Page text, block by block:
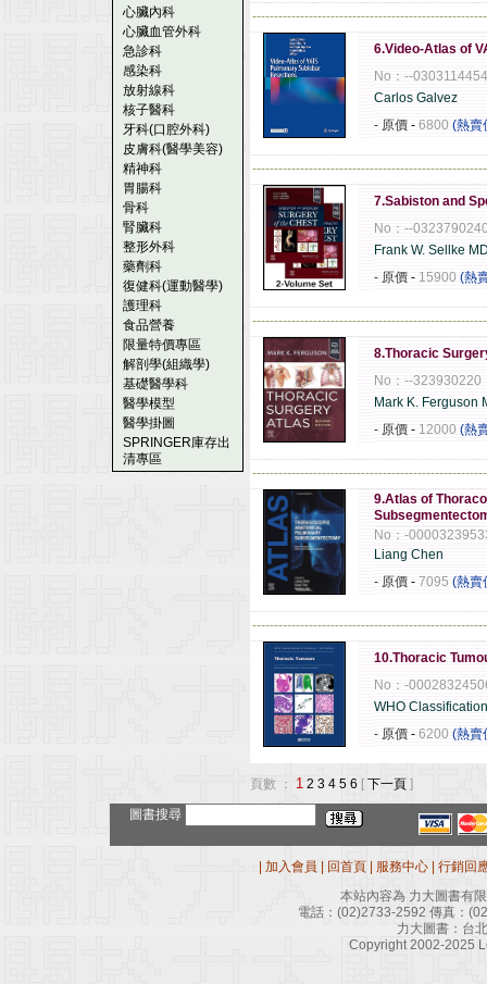
心臟內科
心臟血管外科
急診科
感染科
放射線科
核子醫科
牙科(口腔外科)
皮膚科(醫學美容)
精神科
胃腸科
骨科
腎臟科
整形外科
藥劑科
復健科(運動醫學)
護理科
食品營養
限量特價專區
解剖學(組織學)
基礎醫學科
醫學模型
醫學掛圖
SPRINGER庫存出
清專區
6.Video-Atlas of
No：--
Carlos Galvez
- 原價 - 6800 (熱賣
7.Sabiston and
No：--
Frank W. Sellke
- 原價 - 15900 (熱
8.Thoracic
No：--323930220
Mark K. Ferguson
- 原價 - 12000 (熱
9.Atlas of
No：-
Liang Chen
- 原價 - 7095 (熱賣
10.Thoracic
No：-
WHO
- 原價 - 6200 (熱賣
頁數 ： 1 2 3 4 5 6 [ 下一頁 ]
圖書搜尋
加入會員 回首頁 服務中心
行銷回
本站內容為 力大圖書有
電話： (02)2733-2592 傳真：
力大圖書：台
Copyright 2002-2025